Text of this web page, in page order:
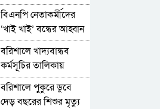
বিএনপি নেতাকর্মীদের
‘খাই খাই’ বন্ধের আহ্বান
এমপি জামালের
বরিশালে খাদ্যবান্ধব
কর্মসূচির তালিকায়
বিএনপি নেতার স্ত্রীর নাম
বরিশালে পুকুরে ডুবে
দেড় বছরের শিশুর মৃত্যু